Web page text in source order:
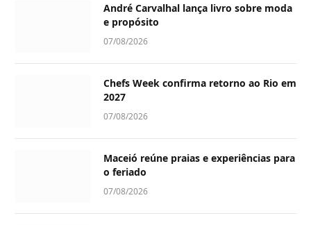
André Carvalhal lança livro sobre moda
e propósito
07/08/2026
Chefs Week confirma retorno ao Rio em
2027
07/08/2026
Maceió reúne praias e experiências para
o feriado
07/08/2026